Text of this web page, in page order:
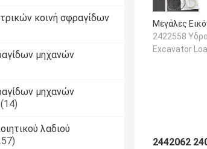
κοινή σφραγίδων
μηχανών
μηχανών
(14)
λαδιού
Μεγάλες
2422558
Excavator
2442062